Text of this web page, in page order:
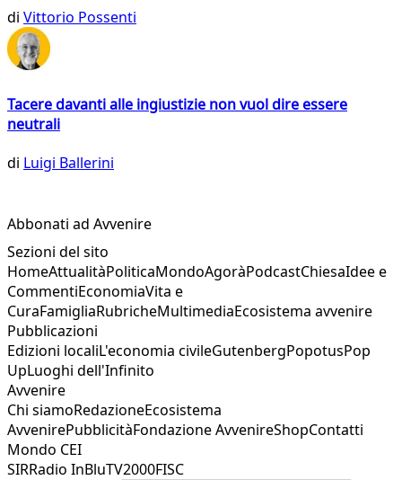
di Vittorio Possenti
Tacere davanti alle ingiustizie non vuol dire essere
neutrali
di Luigi Ballerini
Abbonati ad Avvenire
Sezioni del sito
HomeAttualitàPoliticaMondoAgoràPodcastChiesaIdee e
CommentiEconomiaVita e
CuraFamigliaRubricheMultimediaEcosistema avvenire
Pubblicazioni
Edizioni localiL'economia civileGutenbergPopotusPop
UpLuoghi dell'Infinito
Avvenire
Chi siamoRedazioneEcosistema
AvvenirePubblicitàFondazione AvvenireShopContatti
Mondo CEI
SIRRadio InBluTV2000FISC